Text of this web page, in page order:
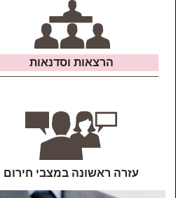
הרצאות וסדנאות
עזרה ראשונה במצבי חירום